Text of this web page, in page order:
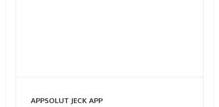
APPSOLUT JECK APP